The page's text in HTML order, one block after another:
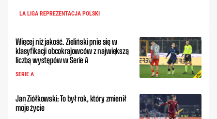
LA LIGA REPREZENTACJA POLSKI
Więcej niż jakość. Zieliński pnie się w
klasyfikacji obcokrajowców z największą
liczbą występów w Serie A
SERIE A
Jan Ziółkowski: To był rok, który zmienił
moje życie